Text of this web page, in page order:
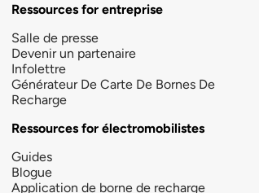
Ressources for entreprise
Salle de presse
Devenir un partenaire
Infolettre
Générateur De Carte De Bornes De
Recharge
Ressources for électromobilistes
Guides
Blogue
Application de borne de recharge